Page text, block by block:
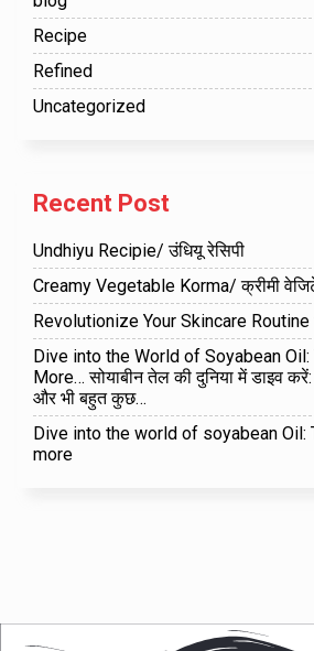
Recipe
Refined
Uncategorized
Recent Post
Undhiyu Recipie/ उंधियू रेसिपी
Creamy Vegetable Korma/ क्रीमी
Revolutionize Your Skincare
Dive into the World of Soyabean Oil:
More… सोयाबीन तेल की दुनिया में डाइव
और भी बहुत कुछ…
Dive into the world of soyabean Oil:
more